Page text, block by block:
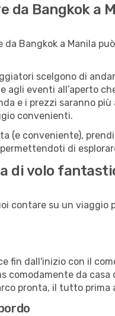
da Bangkok a
Bangkok a Manila
scelgono di
eventi all’aperto
e i prezzi saranno
convenienti.
(e conveniente),
di
di volo
contare su un
fin dall'inizio con il
comodamente da
pronta, il tutto prima